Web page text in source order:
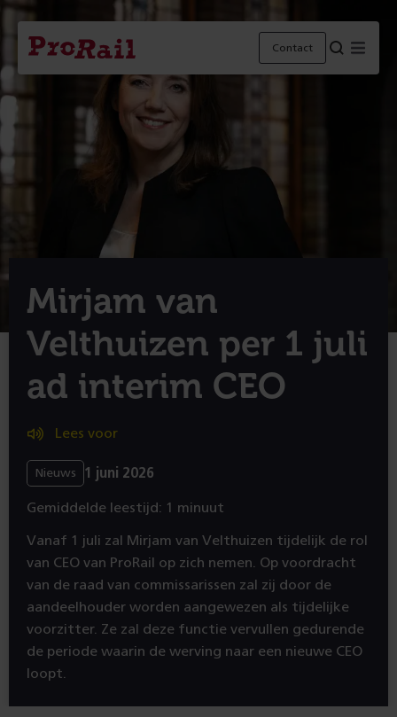
Navigatie
Homepage
ProRail
Contact
Mirjam van
Velthuizen per 1 juli
ad interim CEO
Lees voor
Nieuws 1 juni 2026
Gemiddelde leestijd: 1 minuut
Vanaf 1 juli zal Mirjam van Velthuizen tijdelijk de rol
van CEO van ProRail op zich nemen. Op voordracht
van de raad van commissarissen zal zij door de
aandeelhouder worden aangewezen als tijdelijke
voorzitter. Ze zal deze functie vervullen gedurende
de periode waarin de werving naar een nieuwe CEO
loopt.